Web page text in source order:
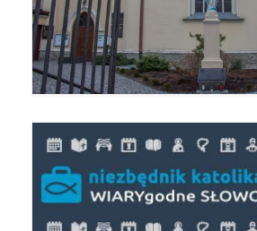
Galerie 2023
Bierzmowanie 27.11.2023
Zakończenie oktawy 2023
Niedziela Palmowa 2023
Galerie 2022